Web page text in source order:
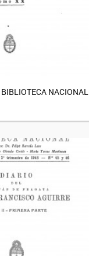
NACIONAL